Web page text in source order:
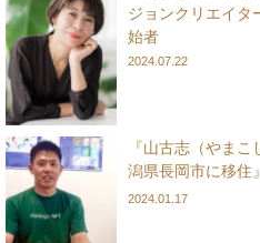
ジョンクリエイタ
始者
2024.07.22
『山古志（やま
潟県長岡市に移
2024.01.17